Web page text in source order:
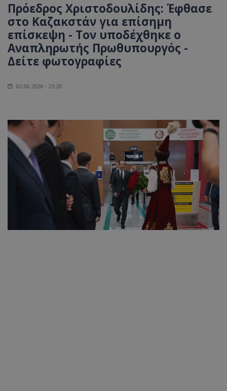
Πρόεδρος Χριστοδουλίδης: Έφθασε
στο Καζακστάν για επίσημη
επίσκεψη - Τον υποδέχθηκε ο
Αναπληρωτής Πρωθυπουργός -
Δείτε φωτογραφίες
02.06.2026 - 23:20